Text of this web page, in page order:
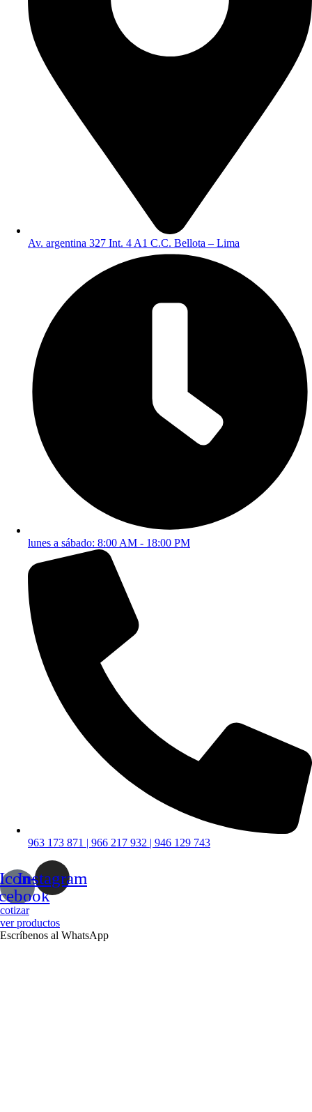
Av. argentina 327 Int. 4 A1 C.C. Bellota – Lima
lunes a sábado: 8:00 AM - 18:00 PM
963 173 871 | 966 217 932 | 946 129 743
Instagram
cotizar
ver productos
Escríbenos al WhatsApp